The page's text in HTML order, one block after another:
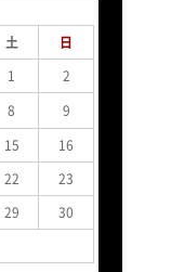
土
日
1
2
8
9
15
16
22
23
29
30